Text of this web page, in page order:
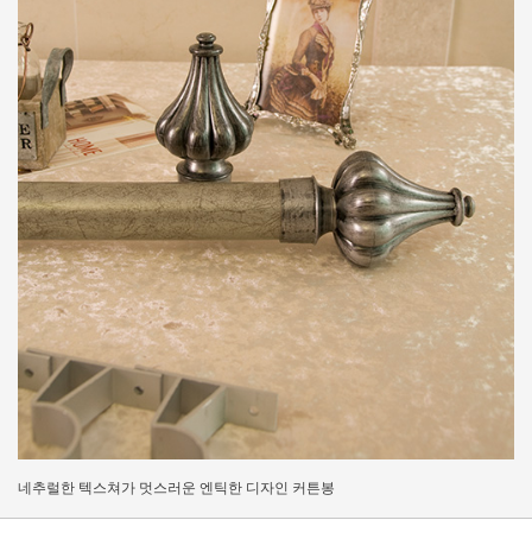
네추럴한 텍스쳐가 멋스러운 엔틱한 디자인 커튼봉